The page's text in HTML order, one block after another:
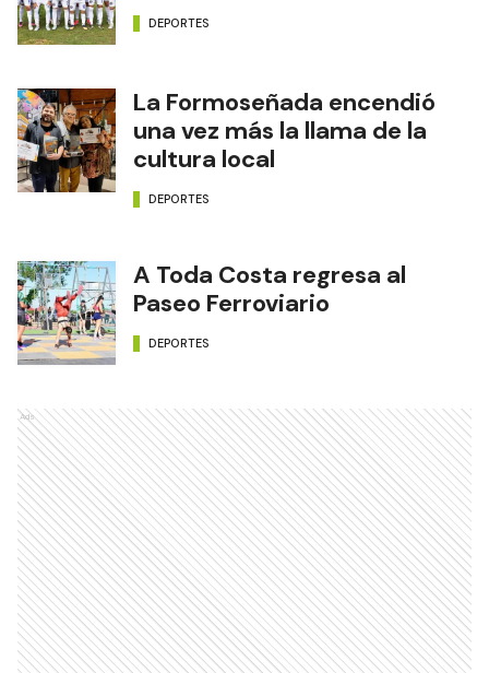
DEPORTES
La Formoseñada encendió
una vez más la llama de la
cultura local
DEPORTES
A Toda Costa regresa al
Paseo Ferroviario
DEPORTES
Ads